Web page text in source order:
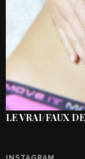
LE VRAI/FAUX